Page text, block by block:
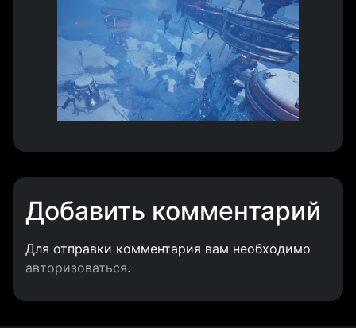
Добавить комментарий
Для отправки комментария вам необходимо
авторизоваться.